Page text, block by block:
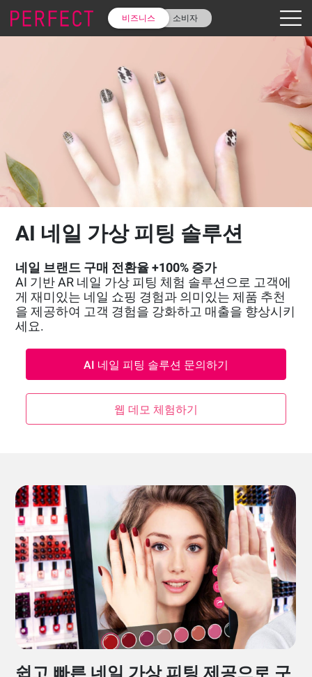
비즈니스 소비자
AI 네일 가상 피팅 솔루션
네일 브랜드 구매 전환율 +100% 증가
AI 기반 AR 네일 가상 피팅 체험 솔루션으로 고객에
게 재미있는 네일 쇼핑 경험과 의미있는 제품 추천
을 제공하여 고객 경험을 강화하고 매출을 향상시키
세요.
AI 네일 피팅 솔루션 문의하기
웹 데모 체험하기
쉽고 빠른 네일 가상 피팅 제공으로 구